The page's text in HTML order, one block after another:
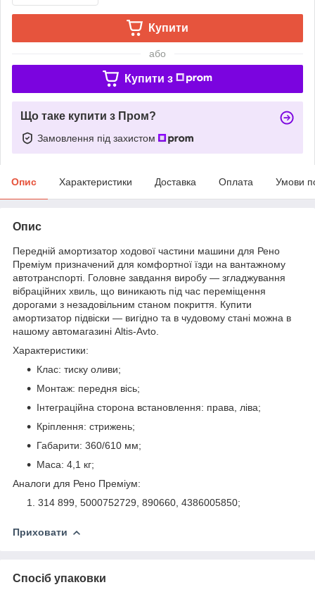
Купити
або
Купити з
Що таке купити з Пром?
Замовлення під захистом
Опис Характеристики Доставка Оплата Умови
Опис
Передній амортизатор ходової частини машини для Рено
Преміум призначений для комфортної їзди на вантажному
автотранспорті. Головне завдання виробу — згладжування
вібраційних хвиль, що виникають під час переміщення
дорогами з незадовільним станом покриття. Купити
амортизатор підвіски — вигідно та в чудовому стані можна в
нашому автомагазині Altis-Avto.
Характеристики:
Клас: тиску оливи;
Монтаж: передня вісь;
Інтеграційна сторона встановлення: права, ліва;
Кріплення: стрижень;
Габарити: 360/610 мм;
Маса: 4,1 кг;
Аналоги для Рено Преміум:
314 899, 5000752729, 890660, 4386005850;
Приховати
Спосіб упаковки